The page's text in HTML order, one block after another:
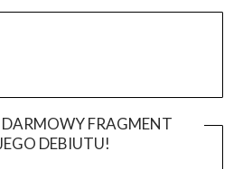
FRAGMENT
DEBIUTU!